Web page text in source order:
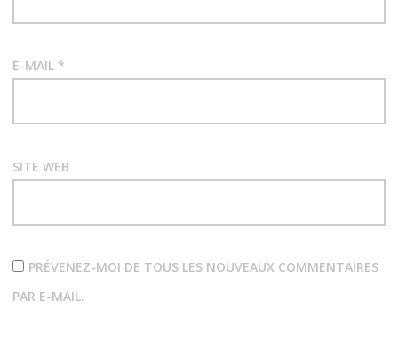
E-MAIL *
SITE WEB
PRÉVENEZ-MOI DE TOUS LES NOUVEAUX COMMENTAIRES
PAR E-MAIL.